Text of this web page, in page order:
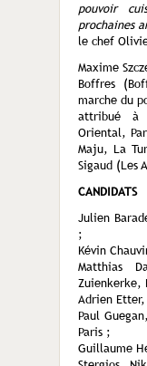
pouvoir
prochaines
le chef
Maxime
Boffres
marche du
attribué à
Oriental,
Maju, La
Sigaud (Les
CANDIDATS
Julien
;
Kévin
Matthias
Zuienkerke,
Adrien Etter,
Paul
Paris ;
Guillaume